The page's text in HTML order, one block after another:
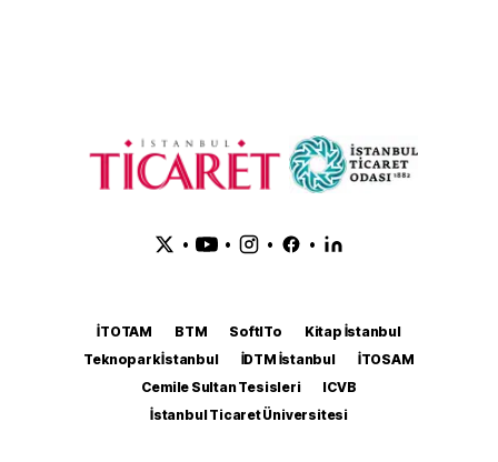
• • • •
İTOTAM BTM SoftITo
Kitap İstanbul
Teknopark İstanbul
İDTM İstanbul
İTOSAM
Cemile Sultan Tesisleri
ICVB
İstanbul Ticaret Üniversitesi